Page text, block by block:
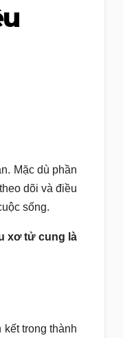
Mặc dù phần
dõi và điều
sống.
xơ tử cung là
trong thành